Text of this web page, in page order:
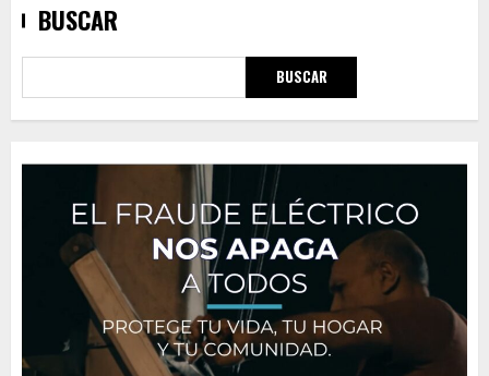
BUSCAR
BUSCAR